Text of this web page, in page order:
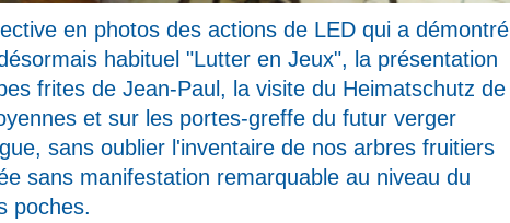
en photos des actions de LED qui a démontré
habituel "Lutter en Jeux", la présentation
frites de Jean-Paul, la visite du Heimatschutz de
et sur les portes-greffe du futur verger
sans oublier l'inventaire de nos arbres fruitiers
sans manifestation remarquable au niveau du
poches.